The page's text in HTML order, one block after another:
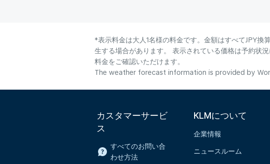
*表示料金は大人1名様の料金です。金額はすべてJPY
生する場合があります。 表示されている価格は予約状
料金をご確認いただけます。
The weather forecast information is provided by
カスタマーサービ
ス
すべてのお問い合
わせ方法
KLMについて
企業情報
ニュースルーム